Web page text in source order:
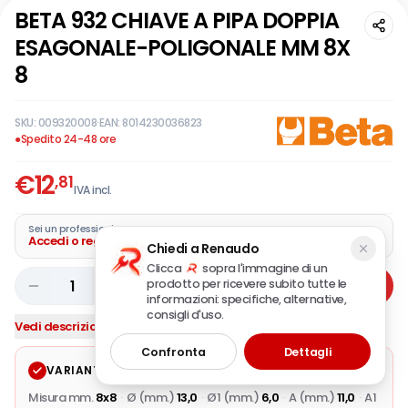
BETA 932 CHIAVE A PIPA DOPPIA
ESAGONALE-POLIGONALE MM 8X
8
SKU:009320008·EAN: 8014230036823
●Spedito 24-48 ore
€12,81IVA incl.
Sei un professionista?
Accedi o registra la tua azienda
1 Aggiungi
Vedi descrizione completa
VARIANTE SELEZIONATA Modifica
Misura mm. 8x8 · Ø (mm.)13,0 · Ø1 (mm.) 6,0 · A (mm.)11,0 · A1
Chiedi a Renaudo
Clicca
sopra l'immagine di un
prodotto per ricevere subito tutte le
informazioni: specifiche, alternative,
consigli d'uso.
Confronta Dettagli